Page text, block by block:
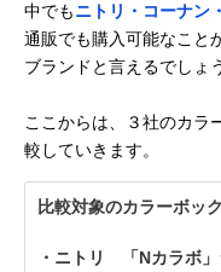
中でもニトリ・コーナン
通販でも購入可能なこと
ブランドと言えるでしょ
ここからは、３社のカラ
較していきます。
比較対象のカラーボッ
・ニトリ 「Nカラボ